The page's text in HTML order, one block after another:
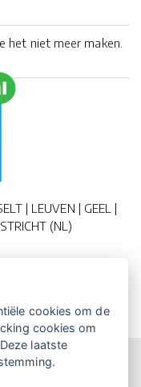
het niet meer maken.
| LEUVEN | GEEL |
(NL)
UP-TO-DATE
cookies om de
cookies om
laatste